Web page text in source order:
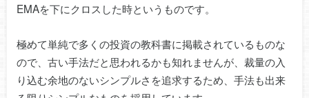
EMAを下にクロスした時というものです。
極めて単純で多くの投資の教科書に掲載されているものな
ので、古い手法だと思われるかも知れませんが、裁量の入
り込む余地のないシンプルさを追求するため、手法も出来